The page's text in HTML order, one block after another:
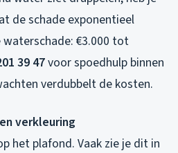
de schade exponentieel
€3.000 tot
39 47voor spoedhulp binnen
verdubbelt de kosten.
verkleuring
het plafond. Vaak zie je dit in